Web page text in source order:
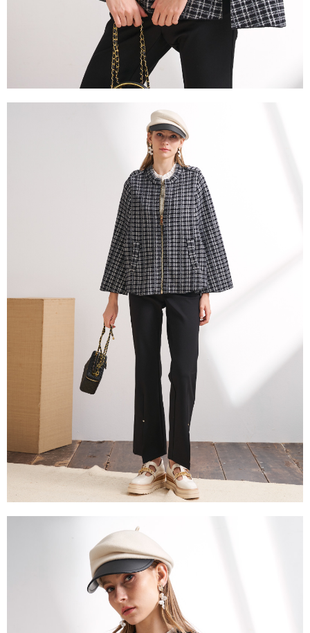
３．未成年的使用者請事先徵得法定代理人或監護人之同意方可使用
「AFTEE先享後付」，若未經同意申辦者引起之損失，本公司不負相關責
４．使用「AFTEE先享後付」時，將依據個別帳號之用戶狀況，依本公司即
時審查核予不同之上限額度；若仍有額度不足之情形，本公司將視審查結果
請求用戶進行身份認證。
５．嚴禁一人註冊多個帳號或使用他人資訊註冊。若發現惡意使用之情形，